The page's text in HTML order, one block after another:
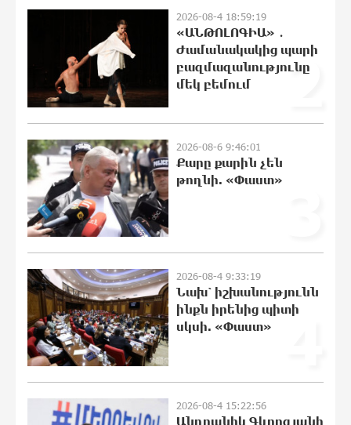
Քրեական վարույթի շրջանակում
անձի անձնական և ընտանեկան
անթույլատրելի է. ՄԻՊ
21:10:46 8-08-2026
Զելենսկին ու Վուչիչը քննարկել են
համագործակցությունն ընդլայնելու
հնարավորությունները
20:51:38 8-08-2026
Հրդեհի ահազանգ Սայաթ-Նովա
պողոտայում. շենքից տարհանվել է 5
բնակիչ
ցուցահանդեսը երկարաձգվել է մինչև
2
2026-08-4 18:59:19
«ԱՆԹՈԼՈԳԻԱ» ․
Ժամանակակից պարի
բազմազանությունը
մեկ բեմում
2026-08-6 9:46:01
Քարը քարին չեն
թողնի. «Փաստ»
4
2026-08-4 9:33:19
Նախ՝ իշխանությունն
ինքն իրենից պիտի
սկսի. «Փաստ»
2026-08-4 15:22:56
Անդրանիկ Գևորգյանի